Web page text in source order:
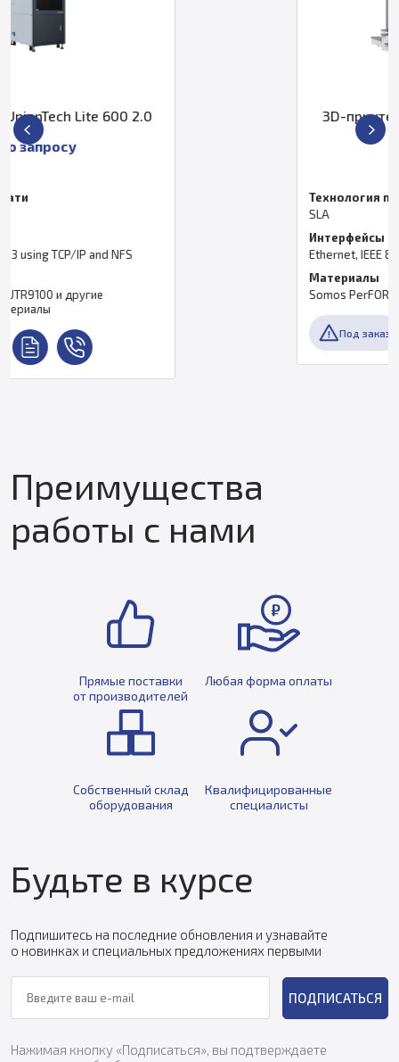
3D-принтер UnionTech RSPro
Ethernet, IEEE 802.3 using TCP/IP and NFS
Somos PerFORM, UTR9100
Преимущества
работы с нами
Прямые поставки
от производителей
Любая форма оплаты
Собственный склад
оборудования
Квалифицированные
специалисты
Будьте в курсе
Подпишитесь на последние обновления и узнавайте
о новинках и специальных предложениях первыми
ПОДПИСАТЬСЯ
Нажимая кнопку «Подписаться», вы подтверждаете